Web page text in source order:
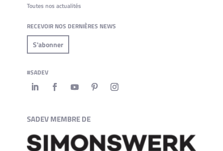
Toutes nos actualités
RECEVOIR NOS DERNIÈRES NEWS
S'abonner
#SADEV
SADEV MEMBRE DE